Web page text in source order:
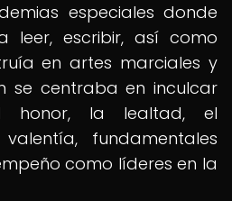
especiales donde
leer, escribir, así como
en artes marciales y
se centraba en inculcar
honor, la lealtad, el
fundamentales
como líderes en la